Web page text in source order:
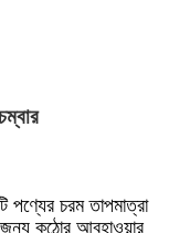
পণ্যের চরম তাপমাত্রা
জন্য কঠোর আবহাওয়ার